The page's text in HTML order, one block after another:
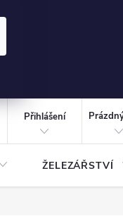
Přihlášení
ŽELEZÁŘSTVÍ